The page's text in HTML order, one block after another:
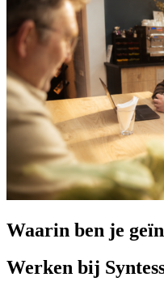
Waarin ben je
Werken bij